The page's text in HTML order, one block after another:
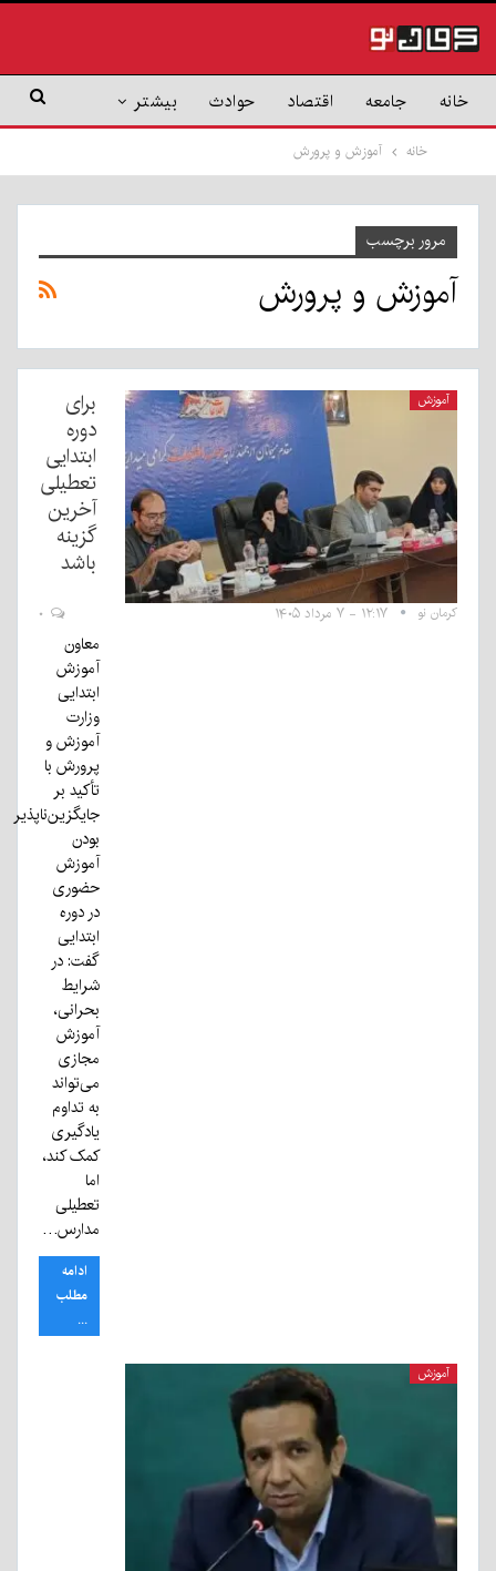
خانه جامعه اقتصاد حوادث بیشتر
خانه آموزش و پرورش
مرور برچسب
آموزش و پرورش
آموزش
برای
دوره
ابتدایی
تعطیلی
آخرین
گزینه
باشد
کرمان نو ۱۲:۱۷ - ۷ مرداد ۱۴۰۵
معاون
آموزش
ابتدایی
وزارت
آموزش و
پرورش با
تأکید بر
جایگزین‌ناپذیر
بودن
آموزش
حضوری
در دوره
ابتدایی
گفت: در
شرایط
بحرانی،
آموزش
مجازی
می‌تواند
به تداوم
یادگیری
کمک کند،
اما
تعطیلی
مدارس…
ادامه
مطلب
...
آموزش